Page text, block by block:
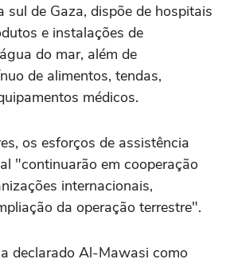
sul de Gaza, dispõe de hospitais
e instalações de
do mar, além de
de alimentos, tendas,
médicos.
os esforços de assistência
"continuarão em cooperação
internacionais,
da operação terrestre".
declarado Al-Mawasi como